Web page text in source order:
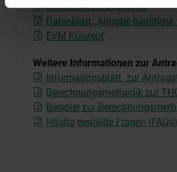
Dekarbonisierungspfad
Datenblatt „Angabe benötigte
EVM Konzept
Weitere Informationen zur
Informationsblatt zur
Berechnungsmethodik zur
Beispiel zur
Häufig gestellte Fragen (FAQs)